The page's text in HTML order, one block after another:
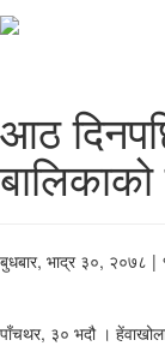
आठ
बुधबार, भाद्र ३०, २०७८ |
पाँचथर, ३० भदौ ।